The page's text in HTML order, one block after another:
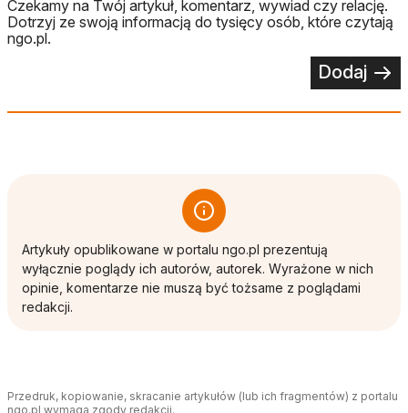
Czekamy na Twój artykuł, komentarz, wywiad czy relację.
Dotrzyj ze swoją informacją do tysięcy osób, które czytają
ngo.pl.
Dodaj
Artykuły opublikowane w portalu ngo.pl prezentują
wyłącznie poglądy ich autorów, autorek. Wyrażone w nich
opinie, komentarze nie muszą być tożsame z poglądami
redakcji.
Przedruk, kopiowanie, skracanie artykułów (lub ich fragmentów) z portalu
ngo.pl wymaga zgody redakcji.